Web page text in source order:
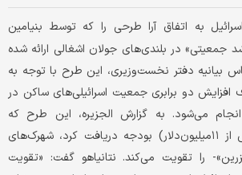
به اتفاق آرا طرحی را که توسط بنیامین
جمعیتی» در بلندی‌های جولان اشغالی ارائه شده
بیانیه دفتر نخست‌وزیری، این طرح با توجه به
دو برابری جمعیت اسرائیلی‌های ساکن در
می‌شود. به گزارش الجزیره، این طرح که
۴۰میلیون «شِکِل» (بیش از ۱۱میلیون‌دلار) بودجه دریافت کرد، شهرک‌های
را تقویت می‌کند. نتانیاهو گفت: «تقویت